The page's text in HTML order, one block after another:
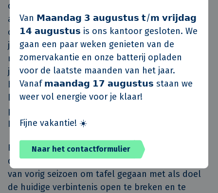
Van 𝗠𝗮𝗮𝗻𝗱𝗮𝗴 𝟯 𝗮𝘂𝗴𝘂𝘀𝘁𝘂𝘀 𝘁/𝗺 𝘃𝗿𝗶𝗷𝗱𝗮𝗴
𝟭𝟰 𝗮𝘂𝗴𝘂𝘀𝘁𝘂𝘀 is ons kantoor gesloten. We
gaan een paar weken genieten van de
zomervakantie en onze batterij opladen
voor de laatste maanden van het jaar.
Vanaf 𝗺𝗮𝗮𝗻𝗱𝗮𝗴 𝟭𝟳 𝗮𝘂𝗴𝘂𝘀𝘁𝘂𝘀 staan we
weer vol energie voor je klaar!
Fijne vakantie! ☀️
Naar het contactformulier
de afgelopen jaren meer dan waargemaakt. Niet
alleen de selectie, maar ook de organisatie is nu
op Eredivisieniveau. Ook wij zijn de afgelopen
jaren met N.E.C. meegegroeid. We streven nu
naar een stabiele plek in het ‘linkerrijtje’. Dat doe
je niet alleen, maar met partners waar je op kunt
bouwen. We zijn blij en trots dat onze naam de
komende jaren op het shirt van N.E.C. blijft
prijken”, zo stelt Harold van Rooijen, directielid
KlokGroep .
Robin Faber, commercieel manager N.E.C., is blij
dat de deal is beklonken: “We zijn aan het einde
van vorig seizoen om tafel gegaan met als doel
de huidige verbintenis open te breken en te